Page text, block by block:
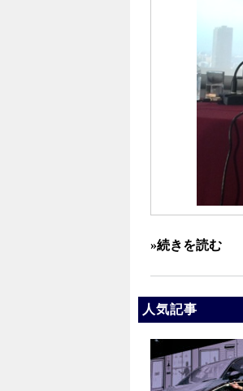
»続きを読む
人気記事